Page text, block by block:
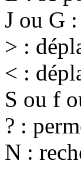
J ou G
> :
< :
S ou f
? :
N :